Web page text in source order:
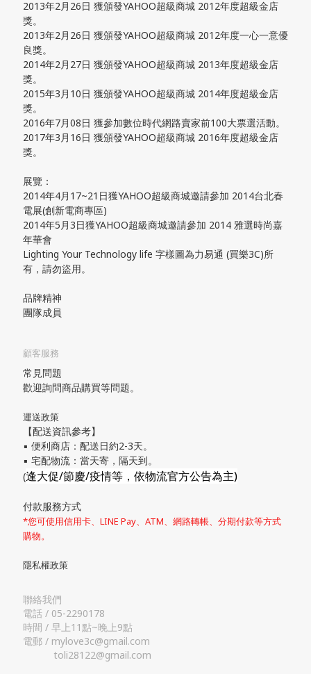
2013年2月26日 獲頒發YAHOO超級商城 2012年度超級金店
獎。
2013年2月26日 獲頒發YAHOO超級商城 2012年度一心一意優
良獎。
2014年2月27日 獲頒發YAHOO超級商城 2013年度超級金店
獎。
2015年3月10日 獲頒發YAHOO超級商城 2014年度超級金店
獎。
2016年7月08日 獲參加數位時代網路賣家前100大票選活動。
2017年3月16日 獲頒發YAHOO超級商城 2016年度超級金店
獎。
展覽：
2014年4月17~21日獲YAHOO超級商城邀請參加 2014台北春
電展(創新電商專區)
2014年5月3日獲YAHOO超級商城邀請參加 2014 雅選時尚嘉
年華會
Lighting Your Technology life 字樣圖為力易通 (買樂3C)所
有，請勿盜用。
品牌精神
團隊成員
顧客服務
常見問題
歡迎詢問商品購買等問題。
運送政策
【配送資訊參考】
▪ 便利商店：配送日約2-3天。
▪ 宅配物流：當天寄，隔天到。
(逢大促/節慶/疫情等，依物流官方公告為主)
付款服務方式
*您可使用信用卡、LINE Pay、ATM、網路轉帳、分期付款等方式
購物。
隱私權政策
聯絡我們
電話 / 05-2290178
時間 / 早上11點~晚上9點
電郵 / mylove3c@gmail.com
toli28122@gmail.com